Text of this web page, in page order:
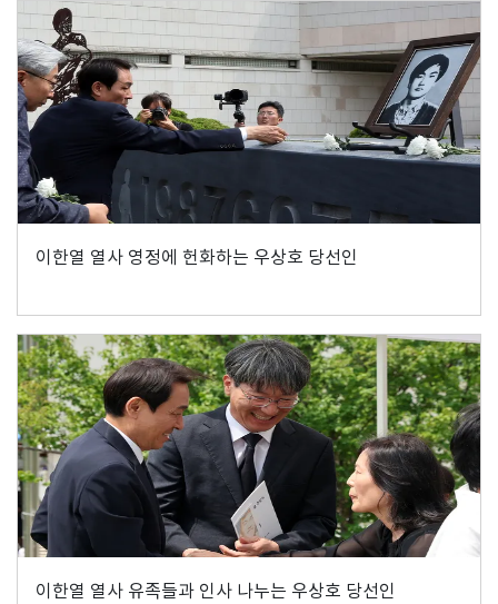
이한열 열사 영정에 헌화하는 우상호 당선인
이한열 열사 유족들과 인사 나누는 우상호 당선인